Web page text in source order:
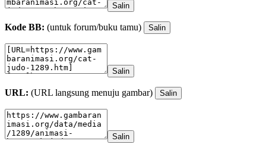
Salin
Kode BB: (untuk forum/buku tamu) Salin
Salin
URL: (URL langsung menuju gambar) Salin
Salin